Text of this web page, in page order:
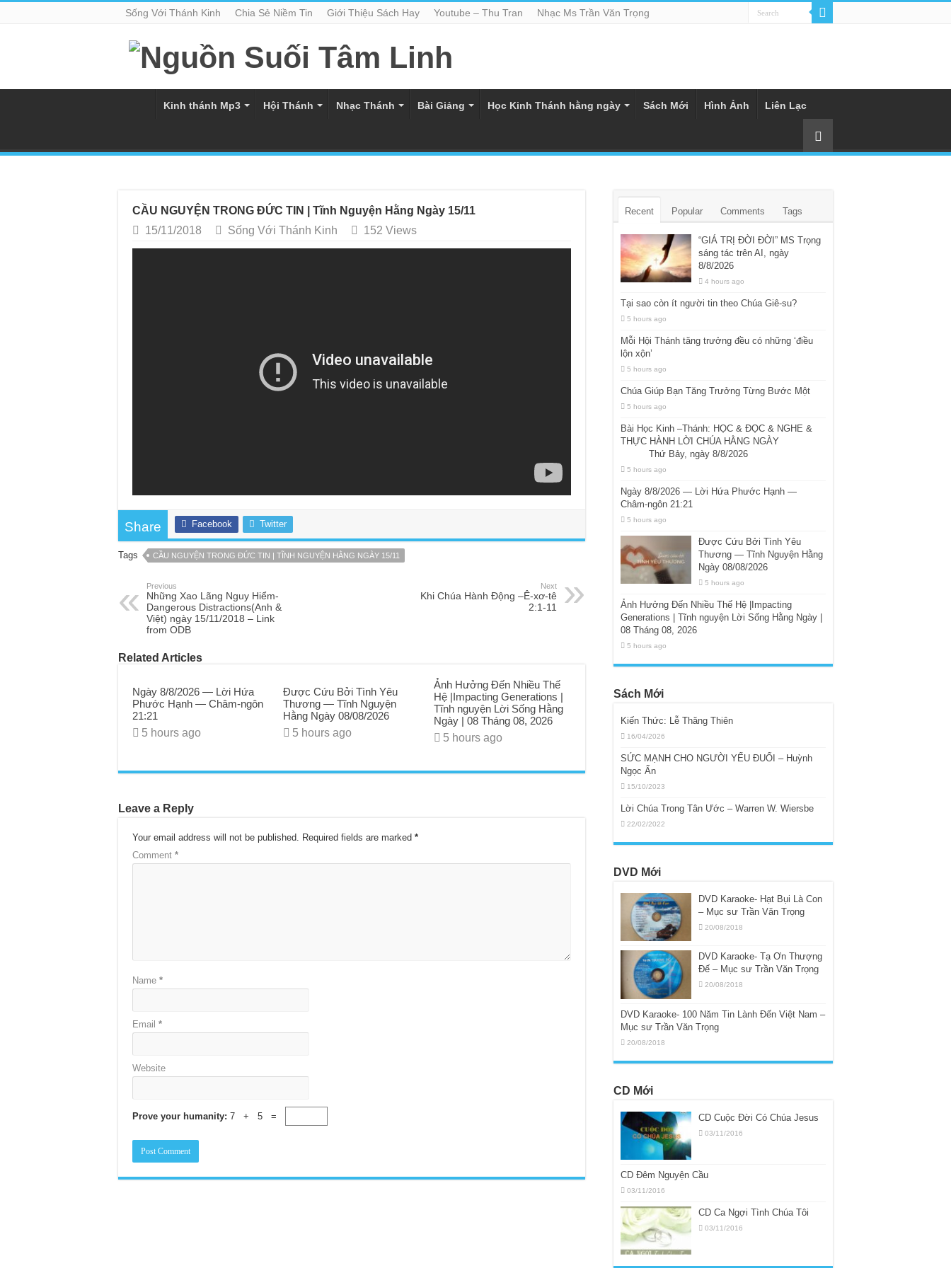
Sống Với Thánh Kinh Chia Sẻ Niềm Tin Giới Thiệu Sách Hay Youtube – Thu Tran Nhạc Ms Trần Văn Trọng
Kinh thánh Mp3 Hội Thánh Nhạc Thánh Bài Giảng Học Kinh Thánh hằng ngày Sách Mới Hình Ảnh Liên Lạc
CẦU NGUYỆN TRONG ĐỨC TIN | Tĩnh Nguyện Hằng Ngày 15/11
15/11/2018
Sống Với Thánh Kinh 152 Views
Share Facebook Twitter
Tags CẦU NGUYỆN TRONG ĐỨC TIN | TĨNH NGUYỆN HẰNG NGÀY 15/11
Previous
Những Xao Lãng Nguy Hiểm-
Dangerous Distractions(Anh &
Việt) ngày 15/11/2018 – Link
from ODB
Next
Khi Chúa Hành Động –Ê-xơ-tê
2:1-11
Related Articles
Ngày 8/8/2026 — Lời Hứa
Phước Hạnh — Châm-ngôn
21:21
5 hours ago
Được Cứu Bởi Tình Yêu
Thương — Tĩnh Nguyện
Hằng Ngày 08/08/2026
5 hours ago
Ảnh Hưởng Đến Nhiều Thế
Hệ |Impacting Generations |
Tĩnh nguyện Lời Sống Hằng
Ngày | 08 Tháng 08, 2026
5 hours ago
Leave a Reply
Your email address will not be published. Required fields are marked *
Comment *
Name *
Email *
Website
Prove your humanity: 7 + 5 =
Recent Popular Comments Tags
“GIÁ TRỊ ĐỜI ĐỜI” MS Trọng
sáng tác trên AI, ngày
8/8/2026
4 hours ago
Tại sao còn ít người tin theo Chúa Giê-su?
5 hours ago
Mỗi Hội Thánh tăng trưởng đều có những ‘điều
lộn xộn’
5 hours ago
Chúa Giúp Bạn Tăng Trưởng Từng Bước Một
5 hours ago
Bài Học Kinh –Thánh: HỌC & ĐỌC & NGHE &
THỰC HÀNH LỜI CHÚA HẰNG NGÀY
Thứ Bảy, ngày 8/8/2026
5 hours ago
Ngày 8/8/2026 — Lời Hứa Phước Hạnh —
Châm-ngôn 21:21
5 hours ago
Được Cứu Bởi Tình Yêu
Thương — Tĩnh Nguyện Hằng
Ngày 08/08/2026
5 hours ago
Ảnh Hưởng Đến Nhiều Thế Hệ |Impacting
Generations | Tĩnh nguyện Lời Sống Hằng Ngày |
08 Tháng 08, 2026
5 hours ago
Sách Mới
Kiến Thức: Lễ Thăng Thiên
16/04/2026
SỨC MẠNH CHO NGƯỜI YẾU ĐUỐI – Huỳnh
Ngọc Ẩn
15/10/2023
Lời Chúa Trong Tân Ước – Warren W. Wiersbe
22/02/2022
DVD Mới
DVD Karaoke- Hạt Bụi Là Con
– Mục sư Trần Văn Trọng
20/08/2018
DVD Karaoke- Tạ Ơn Thượng
Đế – Mục sư Trần Văn Trọng
20/08/2018
DVD Karaoke- 100 Năm Tin Lành Đến Việt Nam –
Mục sư Trần Văn Trọng
20/08/2018
CD Mới
CD Cuộc Đời Có Chúa Jesus
03/11/2016
CD Đêm Nguyện Cầu
03/11/2016
CD Ca Ngợi Tình Chúa Tôi
03/11/2016